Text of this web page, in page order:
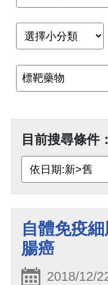
目前搜尋條件：
自體免疫
腸癌
2018/12/